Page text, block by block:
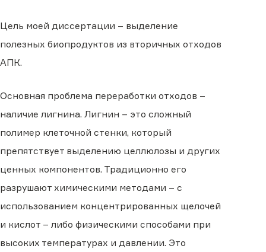
Цель моей диссертации – выделение
полезных биопродуктов из вторичных отходов
АПК.
Основная проблема переработки отходов –
наличие лигнина. Лигнин – это сложный
полимер клеточной стенки, который
препятствует выделению целлюлозы и других
ценных компонентов. Традиционно его
разрушают химическими методами – с
использованием концентрированных щелочей
и кислот – либо физическими способами при
высоких температурах и давлении. Это